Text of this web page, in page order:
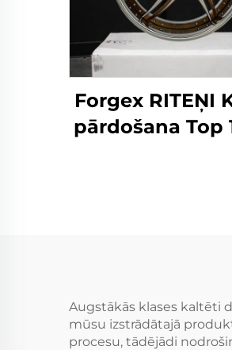
Forgex RITEŅI
pārdošana Top
Augstākās klases kaltēti
mūsu izstrādātajā
procesu, tādējādi